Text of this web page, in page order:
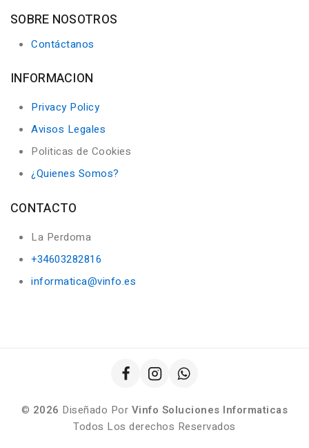
SOBRE NOSOTROS
Contáctanos
INFORMACION
Privacy Policy
Avisos Legales
Politicas de Cookies
¿Quienes Somos?
CONTACTO
La Perdoma
+34603282816
informatica@vinfo.es
© 2026 Diseñado Por Vinfo Soluciones Informaticas
Todos Los derechos Reservados